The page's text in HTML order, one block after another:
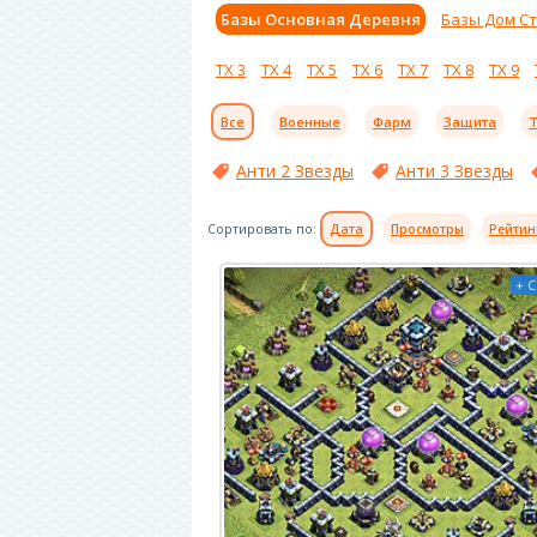
Базы Основная Деревня Базы Дом
ТХ 3 ТХ 4 ТХ 5 ТХ 6 ТХ 7 ТХ 8 ТХ 9
Все Военные Фарм Защита
Анти 2 Звезды Анти 3 Звезды
Сортировать по: Дата Просмотры
+